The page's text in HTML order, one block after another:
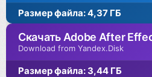
Размер файла: 4,37 ГБ
Скачать Adobe After
Download from Yandex.Disk
Размер файла: 3,44 ГБ